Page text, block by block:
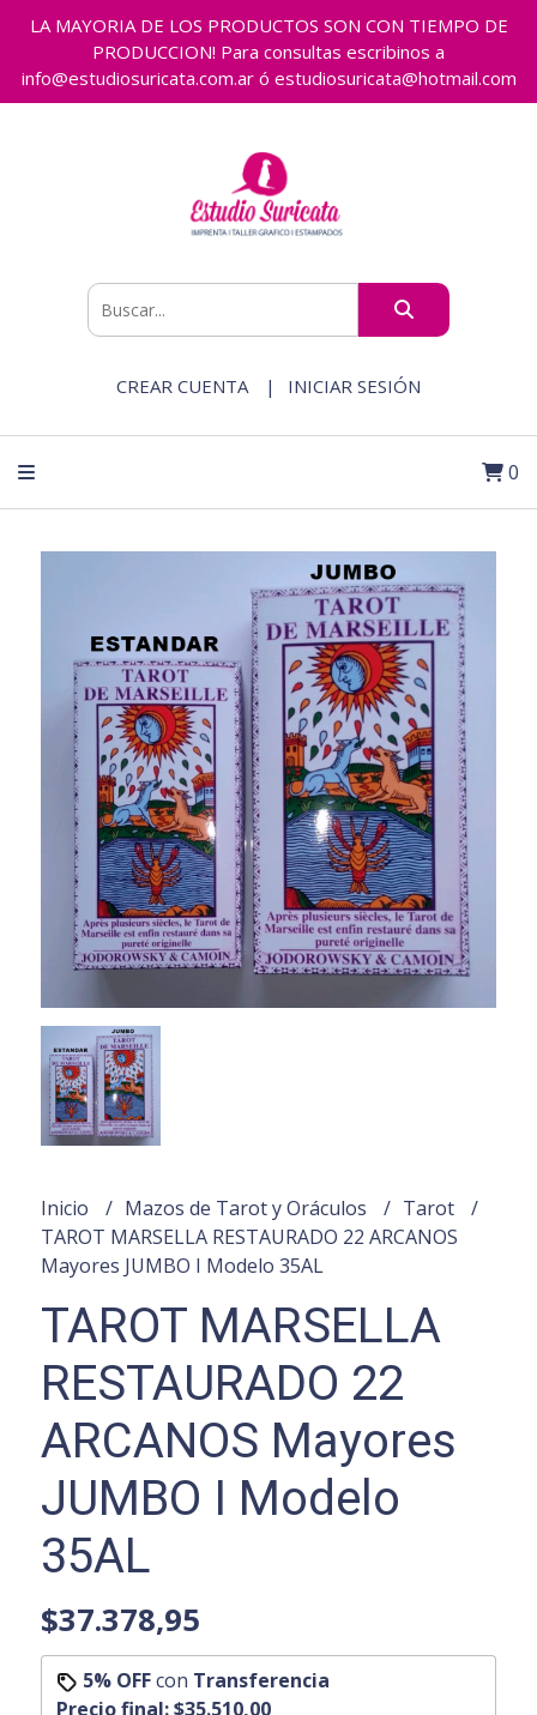
LA MAYORIA DE LOS PRODUCTOS SON CON TIEMPO DE
PRODUCCION! Para consultas escribinos a
info@estudiosuricata.com.ar ó estudiosuricata@hotmail.com
CREAR CUENTA INICIAR SESIÓN
0
Inicio Mazos de Tarot y Oráculos
Tarot
TAROT MARSELLA RESTAURADO 22 ARCANOS
Mayores JUMBO I Modelo 35AL
TAROT MARSELLA
RESTAURADO 22
ARCANOS Mayores
JUMBO I Modelo
35AL
$37.378,95
5% OFFcon Transferencia
Precio final:$35.510,00